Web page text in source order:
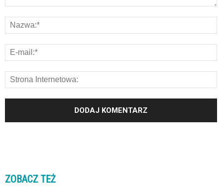
ZOBACZ TEŻ